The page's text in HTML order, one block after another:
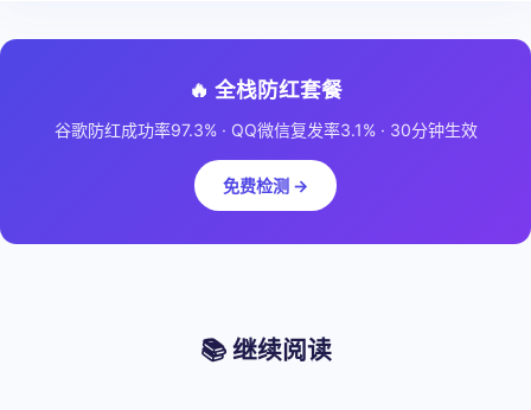
🔥 全栈防红套餐
谷歌防红成功率97.3% · QQ微信复发率3.1% · 30分钟生效
免费检测 →
📚 继续阅读